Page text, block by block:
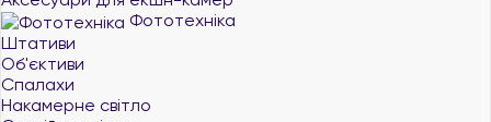
Фототехніка
Штативи
Об'єктиви
Спалахи
Накамерне світло